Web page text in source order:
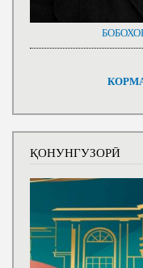
ҚОНУНГУЗОРӢ